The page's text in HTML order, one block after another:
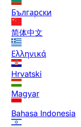
Български
简体中文
Ελληνικά
Hrvatski
Magyar
Bahasa Indonesia